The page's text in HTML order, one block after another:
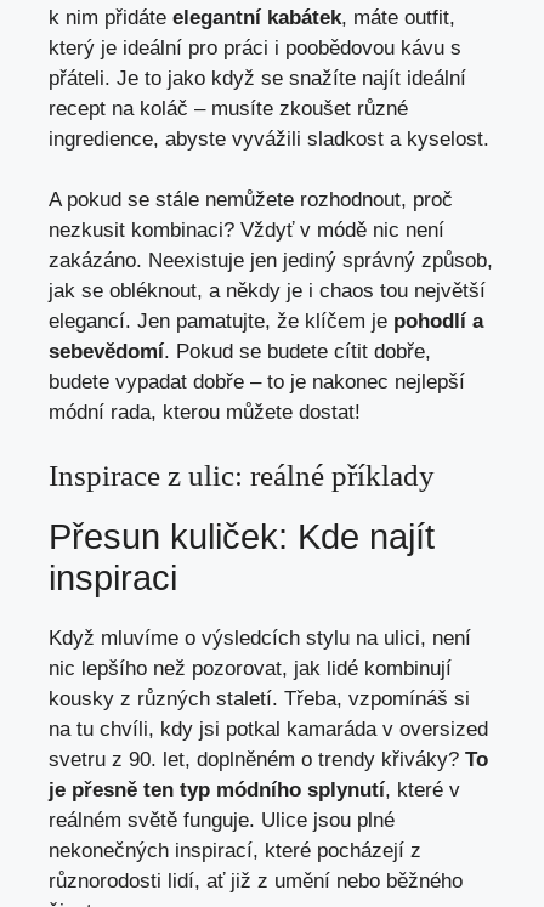
k nim přidáte elegantní kabátek, máte outfit,
který je ideální pro práci i poobědovou kávu s
přáteli. Je to jako když se snažíte najít ideální
recept na koláč – musíte zkoušet různé
ingredience, abyste vyvážili sladkost a kyselost.
A pokud se stále nemůžete rozhodnout, proč
nezkusit kombinaci? Vždyť v módě nic není
zakázáno. Neexistuje jen jediný správný způsob,
jak se obléknout, a někdy je i chaos tou největší
elegancí. Jen pamatujte, že klíčem je pohodlí a
sebevědomí. Pokud se budete cítit dobře,
budete vypadat dobře – to je nakonec nejlepší
módní rada, kterou můžete dostat!
Inspirace z ulic: reálné příklady
Přesun kuliček: Kde najít
inspiraci
Když mluvíme o výsledcích stylu na ulici, není
nic lepšího než pozorovat, jak lidé kombinují
kousky z různých staletí. Třeba, vzpomínáš si
na tu chvíli, kdy jsi potkal kamaráda v oversized
svetru z 90. let, doplněném o trendy křiváky? To
je přesně ten typ módního splynutí, které v
reálném světě funguje. Ulice jsou plné
nekonečných inspirací, které pocházejí z
různorodosti lidí, ať již z umění nebo běžného